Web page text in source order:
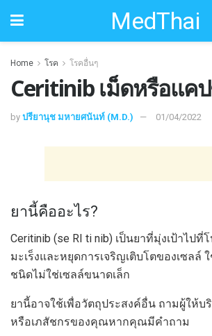
MedThai
Home โรค โรคอื่นๆ
Ceritinib เม็ดหรือแค
by ปรียานุช มหายศนันท์ (M.D.) 01/04/2022
ยานี้คืออะไร?
Ceritinib (se RI ti nib) เป็นยาที่มุ่งเป้าไปที่
มะเร็งและหยุดการเจริญเติบโตของเซลล์
ชนิดไม่ใช่เซลล์ขนาดเล็ก
ยานี้อาจใช้เพื่อวัตถุประสงค์อื่น ถามผู้ให้บ
หรือเภสัชกรของคุณหากคุณมีคำถาม